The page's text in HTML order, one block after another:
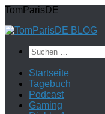
Zum
springen
TomParisDE
Suchen
nach:
Startseite
Tagebuch
Podcast
Gaming